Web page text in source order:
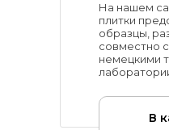
На нашем
плитки
образцы,
совместно
немецкими
В